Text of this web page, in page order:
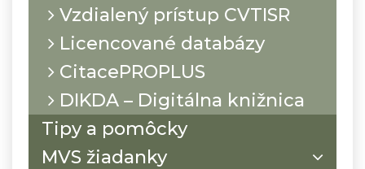
Vzdialený prístup CVTISR
Licencované databázy
CitacePROPLUS
DIKDA – Digitálna knižnica
Tipy a pomôcky
MVS žiadanky